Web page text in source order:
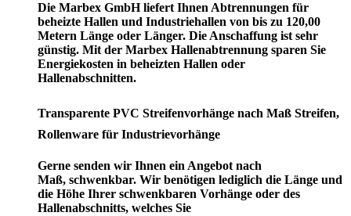
Die Marbex GmbH liefert Ihnen Abtrennungen für
beheizte Hallen und Industriehallen von bis zu 120,00
Metern Länge oder Länger. Die Anschaffung ist sehr
günstig. Mit der Marbex Hallenabtrennung sparen Sie
Energiekosten in beheizten Hallen oder
Hallenabschnitten.
Transparente PVC Streifenvorhänge nach Maß Streifen,
Rollenware für Industrievorhänge
Gerne senden wir Ihnen ein Angebot nach
Maß, schwenkbar. Wir benötigen lediglich die Länge und
die Höhe Ihrer schwenkbaren Vorhänge oder des
Hallenabschnitts, welches Sie